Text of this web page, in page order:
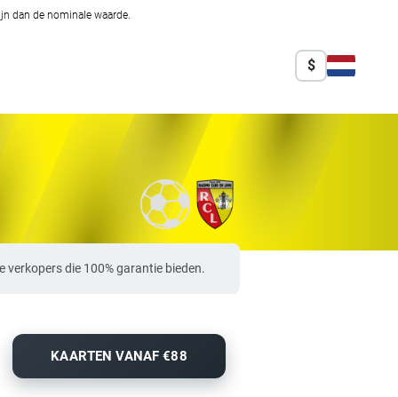
dan de nominale waarde.
$
die 100% garantie bieden.
KAARTEN VANAF €88